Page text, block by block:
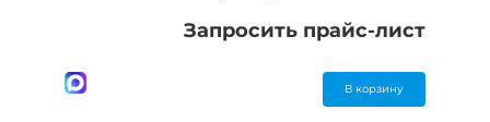
Запросить прайс-лист
В корзину